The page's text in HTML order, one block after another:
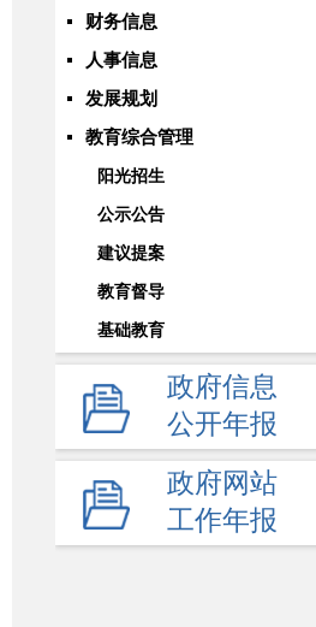
财务信息
人事信息
发展规划
教育综合管理
阳光招生
公示公告
建议提案
教育督导
基础教育
职业与成人教育
高等教育
民办教育
教师工作
体育卫生与艺术教育
政府信息
公开年报
政府网站
工作年报